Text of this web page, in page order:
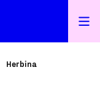
Herbina